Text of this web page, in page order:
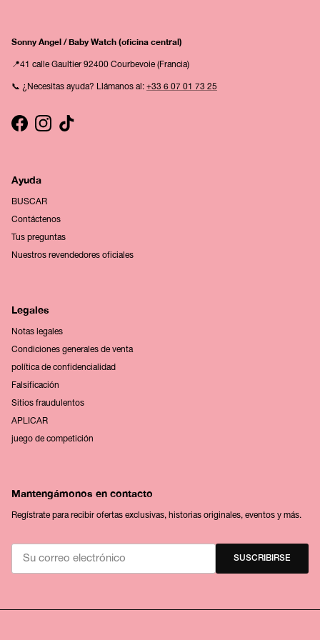
Sonny Angel / Baby Watch (oficina central)
📍41 calle Gaultier 92400 Courbevoie (Francia)
📞 ¿Necesitas ayuda? Llámanos al: +33 6 07 01 73 25
Facebook
Instagram
TikTok
Ayuda
BUSCAR
Contáctenos
Tus preguntas
Nuestros revendedores oficiales
Legales
Notas legales
Condiciones generales de venta
política de confidencialidad
Falsificación
Sitios fraudulentos
APLICAR
juego de competición
Mantengámonos en contacto
Regístrate para recibir ofertas exclusivas, historias originales, eventos y más.
SUSCRIBIRSE